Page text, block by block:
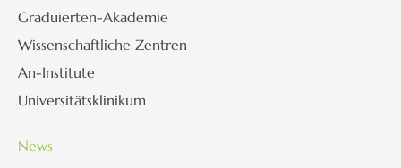
Graduierten-Akademie
Wissenschaftliche Zentren
An-Institute
Universitätsklinikum
News